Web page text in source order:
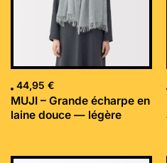
44,95 €
MUJI – Grande écharpe en
laine douce — légère